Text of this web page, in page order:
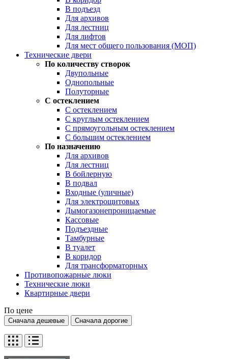
В подъезд
Для архивов
Для лестниц
Для лифтов
Для мест общего пользования (МОП)
Технические двери
По количеству створок
Двупольные
Однопольные
Полуторные
С остеклением
С остеклением
С круглым остеклением
С прямоугольным остеклением
С большим остеклением
По назначению
Для архивов
Для лестниц
В бойлерную
В подвал
Входные (уличные)
Для электрощитовых
Дымогазонепроницаемые
Кассовые
Подъездные
Тамбурные
В туалет
В коридор
Для трансформаторных
Противопожарные люки
Технические люки
Квартирные двери
По цене
Сначала дешевые Сначала дорогие